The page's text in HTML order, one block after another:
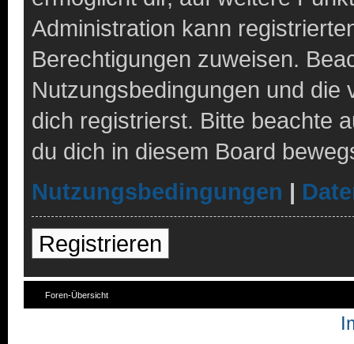
Administration kann
Berechtigungen zuweisen.
Nutzungsbedingungen und
dich registrierst. Bitte beachte
du dich in diesem Board
Nutzungsbedingungen |
Registrieren
Foren-Übersicht